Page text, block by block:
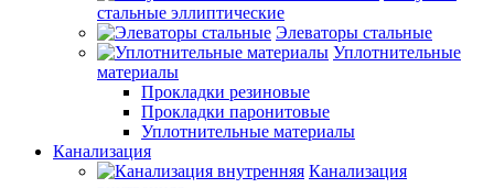
стальные эллиптические
Элеваторы стальные
Уплотнительные
материалы
Прокладки резиновые
Прокладки паронитовые
Уплотнительные материалы
Канализация
Канализация